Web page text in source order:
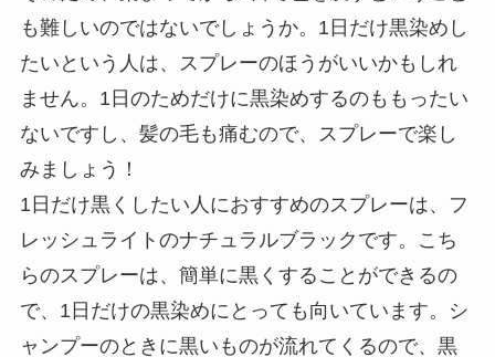
も難しいのではないでしょうか。1日だけ黒染めし
たいという人は、スプレーのほうがいいかもしれ
ません。1日のためだけに黒染めするのももったい
ないですし、髪の毛も痛むので、スプレーで楽し
みましょう！
1日だけ黒くしたい人におすすめのスプレーは、フ
レッシュライトのナチュラルブラックです。こち
らのスプレーは、簡単に黒くすることができるの
で、1日だけの黒染めにとっても向いています。シ
ャンプーのときに黒いものが流れてくるので、黒